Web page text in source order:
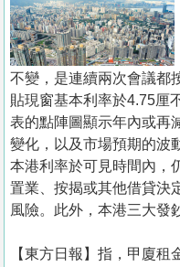
置
業
手
冊
關
於
我
們
不變，是連續兩次會議都
貼現窗基本利率於4.75厘
表的點陣圖顯示年內或再
變化，以及市場預期的波
本港利率於可見時間內，
置業、按揭或其他借貸決
風險。此外，本港三大發
【東方日報】指，甲廈